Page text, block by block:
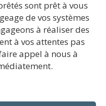
sont prêt à vous
de vos systèmes
à réaliser des
à vos attentes pas
appel à nous à